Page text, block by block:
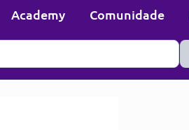
Academy Comunidade